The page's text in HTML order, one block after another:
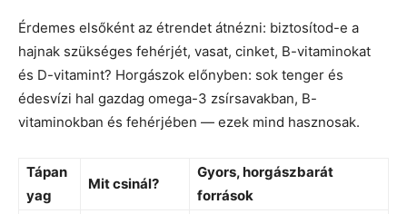
Érdemes elsőként az étrendet átnézni: biztosítod-e a
hajnak szükséges fehérjét, vasat, cinket, B-vitaminokat
és D-vitamint? Horgászok előnyben: sok tenger és
édesvízi hal gazdag omega-3 zsírsavakban, B-
vitaminokban és fehérjében — ezek mind hasznosak.
Tápan
yag
Mit csinál?
Gyors, horgászbarát
források